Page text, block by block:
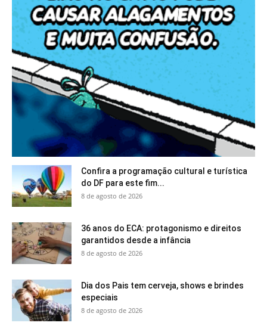
Confira a programação cultural e turística
do DF para este fim...
8 de agosto de 2026
36 anos do ECA: protagonismo e direitos
garantidos desde a infância
8 de agosto de 2026
Dia dos Pais tem cerveja, shows e brindes
especiais
8 de agosto de 2026